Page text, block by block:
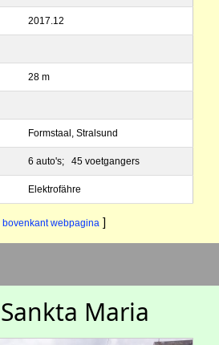
2017.12
28 m
Formstaal, Stralsund
6 auto's; 45 voetgangers
Elektrofähre
bovenkant webpagina ]
Maria